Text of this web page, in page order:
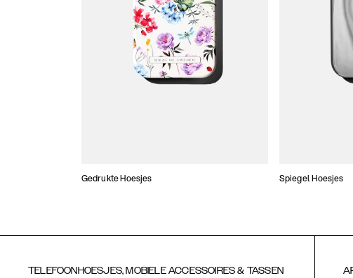
Gedrukte Hoesjes Spiegel Hoesjes
TELEFOONHOESJES, MOBIELE ACCESSOIRES & TASSEN